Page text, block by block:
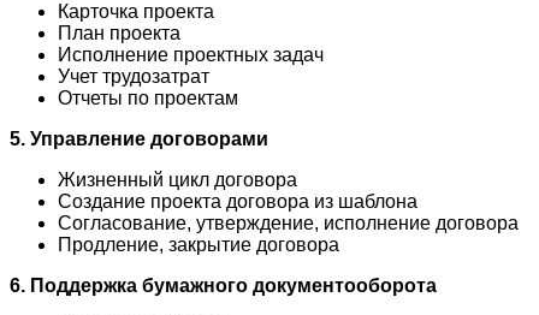
Карточка проекта
План проекта
Исполнение проектных задач
Учет трудозатрат
Отчеты по проектам
5. Управление договорами
Жизненный цикл договора
Создание проекта договора из шаблона
Согласование, утверждение, исполнение договора
Продление, закрытие договора
6. Поддержка бумажного документооборота